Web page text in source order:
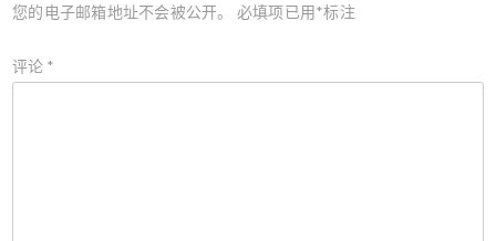
您的电子邮箱地址不会被公开。 必填项已用*标注
评论 *